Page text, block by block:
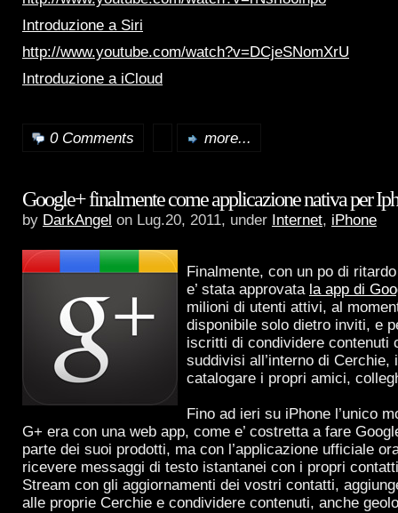
Introduzione a Siri
http://www.youtube.com/watch?v=DCjeSNomXrU
Introduzione a iCloud
0 Comments more...
Google+ finalmente come applicazione nativa per
by DarkAngel on Lug.20, 2011, under Internet, iPhone
Finalmente, con un po di
e’ stata approvata la app di
milioni di utenti attivi, al
disponibile solo dietro inviti, e
iscritti di condividere contenuti
suddivisi all’interno di Cerchie,
catalogare i propri amici,
Fino ad ieri su iPhone l’unico
G+ era con una web app, come e’ costretta a fare
parte dei suoi prodotti, ma con l’applicazione ufficiale
ricevere messaggi di testo istantanei con i propri
Stream con gli aggiornamenti dei vostri contatti,
alle proprie Cerchie e condividere contenuti, anche